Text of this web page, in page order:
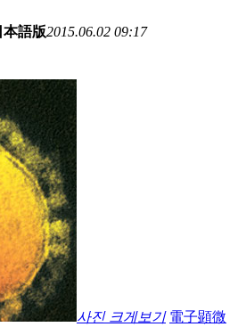
語版2015.06.02 09:17
사진 크게보기 電子顕微